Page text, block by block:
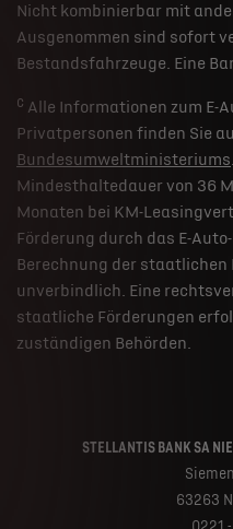
Nicht kombinierbar mit
Ausgenommen sind sofort
Bestandsfahrzeuge. Eine
c Alle Informationen zum E-
Privatpersonen finden Sie
Bundesumweltministeriums
Mindesthaltedauer von 36
Monaten bei KM-
Förderung durch das E-
Berechnung der
unverbindlich. Eine
staatliche Förderungen
zuständigen Behörden.
STELLANTIS BANK SA
63263